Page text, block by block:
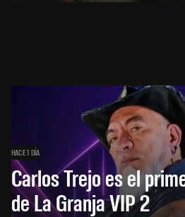
HACE 1 DÍA
Carlos Trejo es el
de La Granja VIP 2